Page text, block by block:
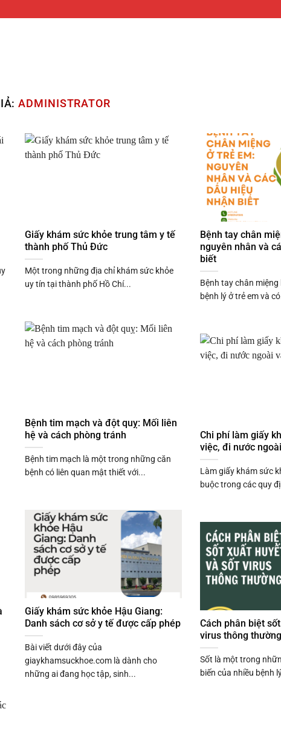
ADMINISTRATOR
Giấy khám sức khỏe trung tâm y tế
thành phố Thủ Đức
Một trong những địa chỉ khám sức khỏe
uy tín tại thành phố Hồ Chí...
Bệnh tay chân
nguyên nhân và
biết
Bệnh tay chân
bệnh lý ở trẻ em và
Bệnh tim mạch và đột quỵ: Mối liên
hệ và cách phòng tránh
Bệnh tim mạch là một trong những căn
bệnh có liên quan mật thiết với...
Chi phí làm giấy
việc, đi nước
Làm giấy khám sức
buộc trong các quy
Giấy khám sức khỏe Hậu Giang:
Danh sách cơ sở y tế được cấp phép
Bài viết dưới đây của
giaykhamsuckhoe.com là dành cho
những ai đang học tập, sinh...
Cách phân biệt
virus thông thường
Sốt là một trong
biến của nhiều bệnh